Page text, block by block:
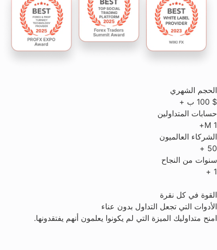
الحجم الشهري
$
100 ب +
حسابات المتداولين
1
M+
الشركاء العالميون
50
+
سنوات من النجاح
1
+
القوة في كل نقرة
الأدوات التي تجعل التداول بدون عناء
امنح متداوليك الميزة التي لم يكونوا يعلمون أنهم يفتقدونها.